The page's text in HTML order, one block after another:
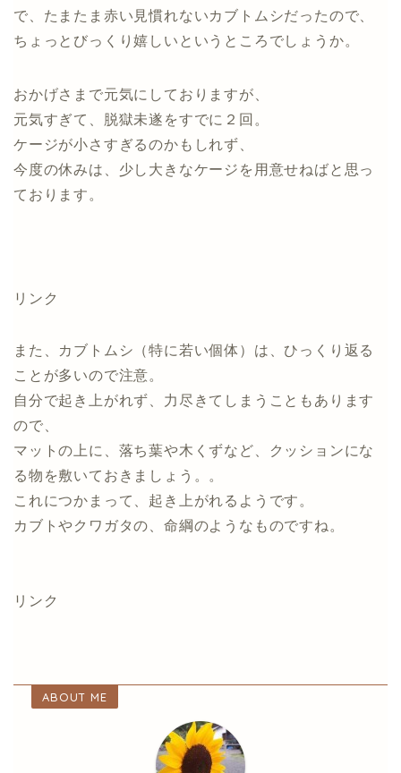
で、たまたま赤い見慣れないカブトムシだったので、
ちょっとびっくり嬉しいというところでしょうか。
おかげさまで元気にしておりますが、
元気すぎて、脱獄未遂をすでに２回。
ケージが小さすぎるのかもしれず、
今度の休みは、少し大きなケージを用意せねばと思っ
ております。
リンク
また、カブトムシ（特に若い個体）は、ひっくり返る
ことが多いので注意。
自分で起き上がれず、力尽きてしまうこともあります
ので、
マットの上に、落ち葉や木くずなど、クッションにな
る物を敷いておきましょう。。
これにつかまって、起き上がれるようです。
カブトやクワガタの、命綱のようなものですね。
リンク
ABOUT ME